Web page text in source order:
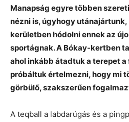
Manapság egyre többen
nézni is, úgyhogy utánajártunk,
kerületben hódolni ennek az
sportágnak. A Bókay-kertben
ahol inkább átadtuk a terepet
próbáltuk értelmezni, hogy mi
görbülő, szakszerűen
A teqball a labdarúgás és a